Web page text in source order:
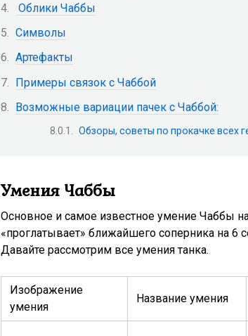
Облики Чаббы
Символы
Артефакты
Примеры связок с Чаббой
Возможные вариации пачек с Чаббой:
Обзоры, советы по прокачке всех
Умения Чаббы
Основное и самое известное умение Чаббы
«проглатывает» ближайшего соперника на 6
Давайте рассмотрим все умения танка.
Изображение
умения
Название умения